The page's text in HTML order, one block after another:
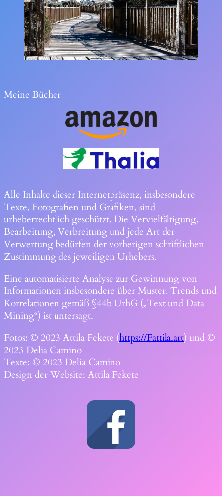
Meine Bücher
Alle Inhalte dieser Internetpräsenz, insbesondere
Texte, Fotografien und Grafiken, sind
urheberrechtlich geschützt. Die Vervielfältigung,
Bearbeitung, Verbreitung und jede Art der
Verwertung bedürfen der vorherigen schriftlichen
Zustimmung des jeweiligen Urhebers.
Eine automatisierte Analyse zur Gewinnung von
Informationen insbesondere über Muster, Trends und
Korrelationen gemäß §44b UrhG („Text und Data
Mining“) ist untersagt.
Fotos: © 2023 Attila Fekete (https://Fattila.art) und ©
2023 Delia Camino
Texte: © 2023 Delia Camino
Design der Website: Attila Fekete